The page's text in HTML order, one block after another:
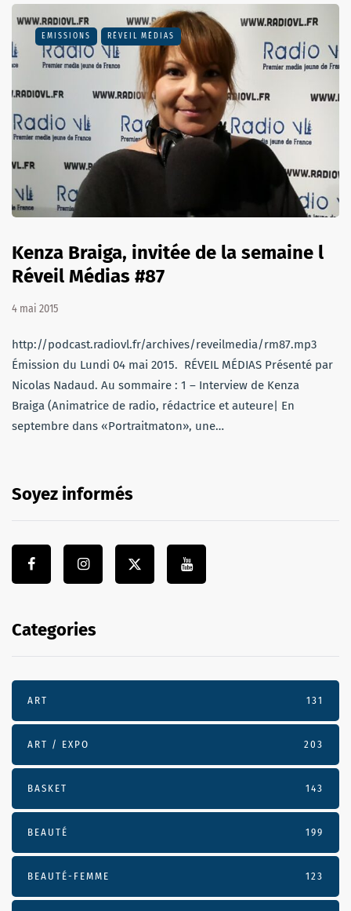
EMISSIONS RÉVEIL MÉDIAS
Kenza Braiga, invitée de la semaine l
Réveil Médias #87
4 mai 2015
http://podcast.radiovl.fr/archives/reveilmedia/rm87.mp3
Émission du Lundi 04 mai 2015. RÉVEIL MÉDIAS Présenté par
Nicolas Nadaud. Au sommaire : 1 – Interview de Kenza
Braiga (Animatrice de radio, rédactrice et auteure| En
septembre dans «Portraitmaton», une…
Soyez informés
Categories
ART 131
ART / EXPO 203
BASKET 143
BEAUTÉ 199
BEAUTÉ-FEMME 123